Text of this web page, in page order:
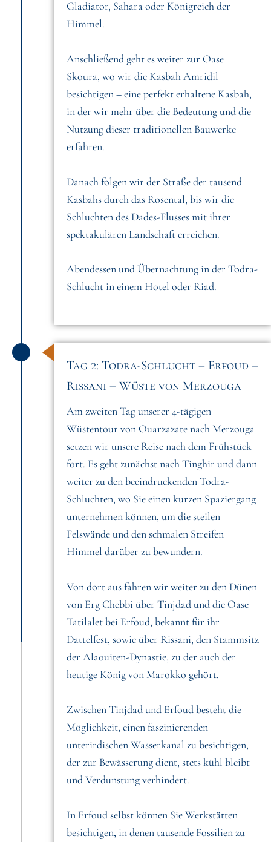
Gladiator, Sahara oder Königreich der
Himmel.
Anschließend geht es weiter zur Oase
Skoura, wo wir die Kasbah Amridil
besichtigen – eine perfekt erhaltene Kasbah,
in der wir mehr über die Bedeutung und die
Nutzung dieser traditionellen Bauwerke
erfahren.
Danach folgen wir der Straße der tausend
Kasbahs durch das Rosental, bis wir die
Schluchten des Dades-Flusses mit ihrer
spektakulären Landschaft erreichen.
Abendessen und Übernachtung in der Todra-
Schlucht in einem Hotel oder Riad.
Tag 2: Todra-Schlucht – Erfoud –
Rissani – Wüste von Merzouga
Am zweiten Tag unserer 4-tägigen
Wüstentour von Ouarzazate nach Merzouga
setzen wir unsere Reise nach dem Frühstück
fort. Es geht zunächst nach Tinghir und dann
weiter zu den beeindruckenden Todra-
Schluchten, wo Sie einen kurzen Spaziergang
unternehmen können, um die steilen
Felswände und den schmalen Streifen
Himmel darüber zu bewundern.
Von dort aus fahren wir weiter zu den Dünen
von Erg Chebbi über Tinjdad und die Oase
Tatilalet bei Erfoud, bekannt für ihr
Dattelfest, sowie über Rissani, den Stammsitz
der Alaouiten-Dynastie, zu der auch der
heutige König von Marokko gehört.
Zwischen Tinjdad und Erfoud besteht die
Möglichkeit, einen faszinierenden
unterirdischen Wasserkanal zu besichtigen,
der zur Bewässerung dient, stets kühl bleibt
und Verdunstung verhindert.
In Erfoud selbst können Sie Werkstätten
besichtigen, in denen tausende Fossilien zu